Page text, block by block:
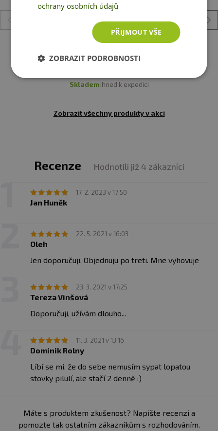
skladem ihned k expedici
Zobrazit všechny produkty v akci
Recenze Hodnotili již 4 zákazníci
17. 2. 2023 v 17:50
Jan Huněk
22. 5. 2021 v 16:03
Oleh
Jen doporučuji. Objednuju po treti. Mne vyhovuje
23. 3. 2021 v 17:25
Tereza Vinšová
Doporučuji, užívám dlouho...
11. 3. 2021 v 13:16
Dominik Rolny
Líbí se mi, že do sebe nemusím sypat lopatou
stovky pilulí, ale stačí 2 denně :)
Máte s produktem zkušenost? Napište recenzi a
pomozte tak ostatním zákazníkům s rozhodováním.
ochrany osobních údajů
PŘIJMOUT VŠE
ZOBRAZIT PODROBNOSTI